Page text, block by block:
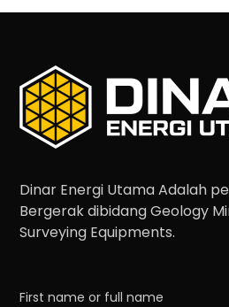
Dinar Energi Utama Adalah
Bergerak dibidang Geology
Surveying Equipments.
First name or full name